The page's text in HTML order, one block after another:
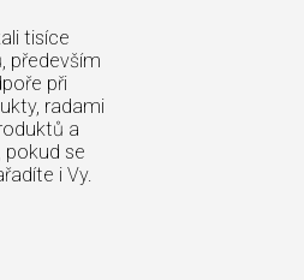
tisíce
především
při
radami
a
pokud se
i Vy.